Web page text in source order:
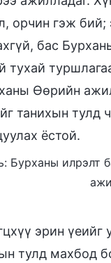
орчин гэж бий;
бас
тухай
Өөрийн
танихын тулд
ёстой.
Бурханы илрэлт
эрин
тулд махбод